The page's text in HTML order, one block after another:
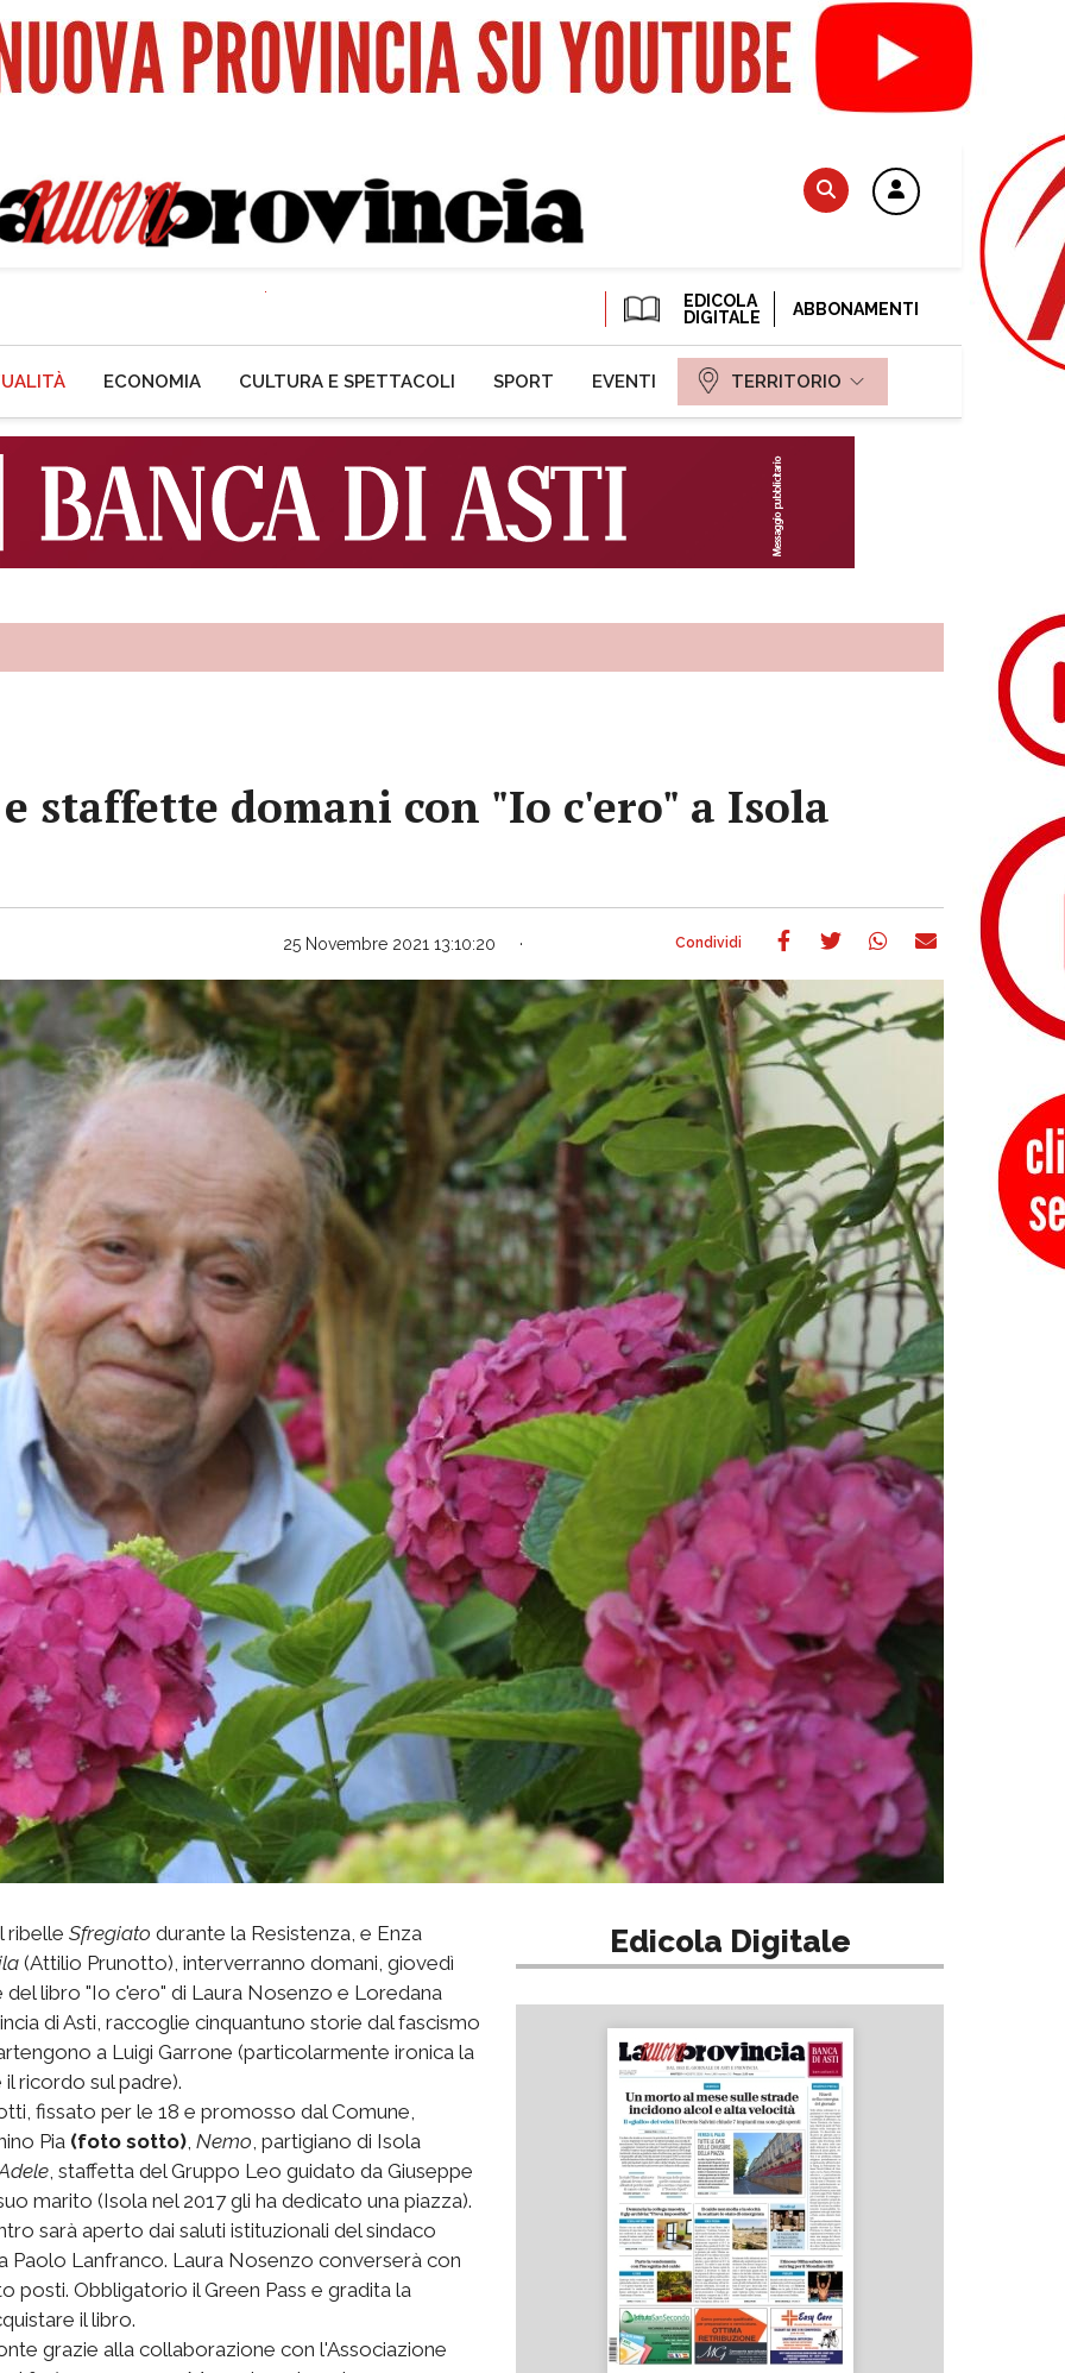
EDICOLA
DIGITALE
ABBONAMENTI
ECONOMIA CULTURA E SPETTACOLI SPORT EVENTI TERRITORIO
staffette domani con "Io c'ero" a Isola
25 Novembre 2021 13:10:20
ribelle Sfregiato durante la Resistenza, e Enza
(Attilio Prunotto), interverranno domani, giovedì
libro "Io c'ero" di Laura Nosenzo e Loredana
di Asti, raccoglie cinquantuno storie dal fascismo
a Luigi Garrone (particolarmente ironica la
ricordo sul padre).
fissato per le 18 e promosso dal Comune,
Pia (foto sotto) Nemo , partigiano di Isola
, staffetta del Gruppo Leo guidato da Giuseppe
marito (Isola nel 2017 gli ha dedicato una piazza).
sarà aperto dai saluti istituzionali del sindaco
Paolo Lanfranco. Laura Nosenzo converserà con
posti. Obbligatorio il Green Pass e gradita la
il libro.
grazie alla collaborazione con l'Associazione
Edicola Digitale